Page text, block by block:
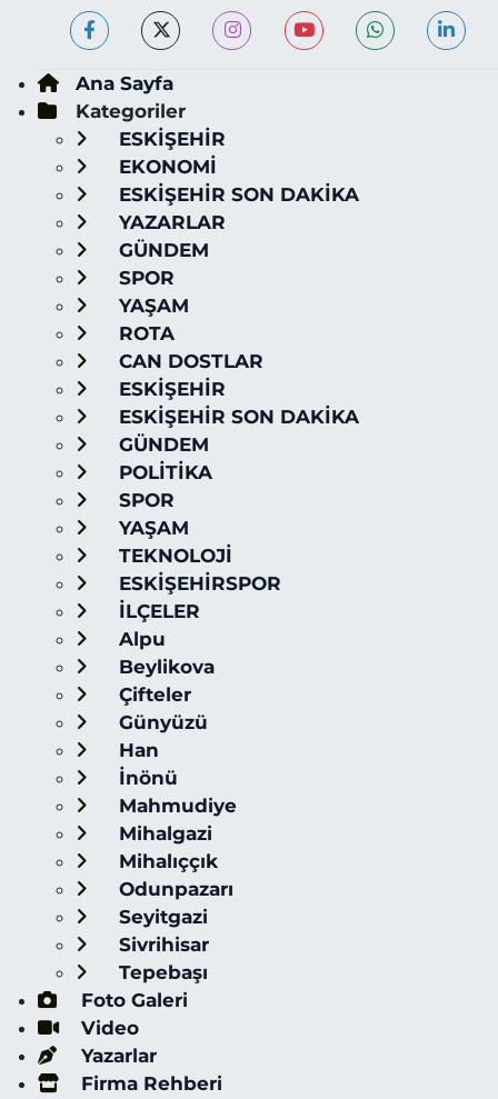
Ana Sayfa
Kategoriler
ESKİŞEHİR
EKONOMİ
ESKİŞEHİR SON DAKİKA
YAZARLAR
GÜNDEM
SPOR
YAŞAM
ROTA
CAN DOSTLAR
ESKİŞEHİR
ESKİŞEHİR SON DAKİKA
GÜNDEM
POLİTİKA
SPOR
YAŞAM
TEKNOLOJİ
ESKİŞEHİRSPOR
İLÇELER
Alpu
Beylikova
Çifteler
Günyüzü
Han
İnönü
Mahmudiye
Mihalgazi
Mihalıççık
Odunpazarı
Seyitgazi
Sivrihisar
Tepebaşı
Foto Galeri
Video
Yazarlar
Firma Rehberi